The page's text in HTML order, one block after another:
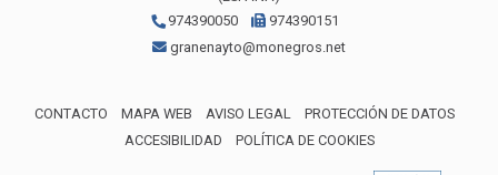
974390050
974390151
granenayto@monegros.net
CONTACTO MAPA WEB AVISO LEGAL
PROTECCIÓN DE DATOS
ACCESIBILIDAD
POLÍTICA DE COOKIES